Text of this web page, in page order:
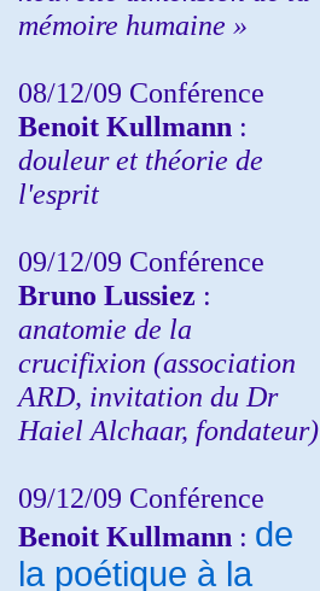
mémoire humaine »
08/12/09 Conférence
Benoit Kullmann :
douleur et théorie de
l'esprit
09/12/09 Conférence
Bruno Lussiez :
anatomie de la
crucifixion (association
ARD, invitation du Dr
Haiel Alchaar, fondateur)
09/12/09 Conférence
Benoit Kullmann : de
la poétique à la